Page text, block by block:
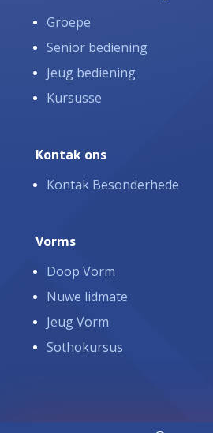
Groepe
Senior bediening
Jeug bediening
Kursusse
Kontak ons
Kontak Besonderhede
Vorms
Doop Vorm
Nuwe lidmate
Jeug Vorm
Sothokursus